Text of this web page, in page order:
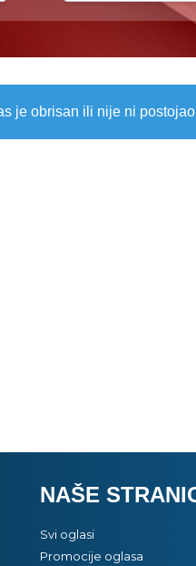
je obrisan ili nije ni
NAŠE
Svi oglasi
Promocije oglasa